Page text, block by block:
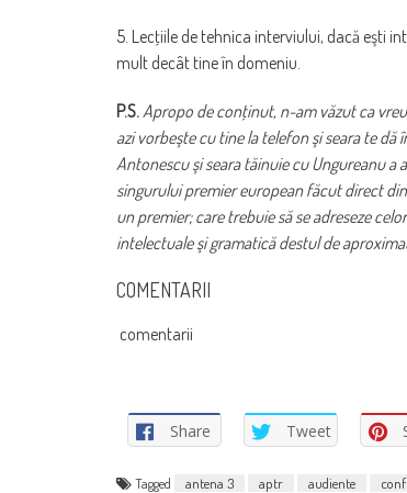
5. Lecţiile de tehnica interviului, dacă eşti
mult decât tine în domeniu.
P.S. Apropo de conţinut, n-am văzut ca
azi vorbeşte cu tine la telefon şi seara te
Antonescu şi seara tăinuie cu Ungureanu
singurului premier european făcut direct
un premier; care trebuie să se adreseze
intelectuale şi gramatică destul de
COMENTARII
comentarii
Share Tweet
Tagged antena 3 aptr audiente